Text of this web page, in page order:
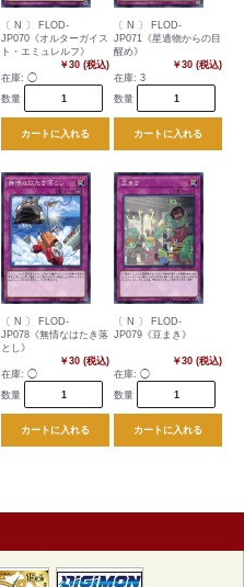
〔 N 〕 FLOD-
JP070《オルターガイス
ト・エミュレルフ》
￥30 (税込)
在庫: ◯
数量
カートに入れる
〔 N 〕 FLOD-
JP071《星遺物からの目
醒め》
￥30 (税込)
在庫: 3
数量
カートに入れる
〔 N 〕 FLOD-
JP078《無情なはたき落
とし》
￥30 (税込)
在庫: ◯
数量
カートに入れる
〔 N 〕 FLOD-
JP079《豆まき》
￥30 (税込)
在庫: ◯
数量
カートに入れる